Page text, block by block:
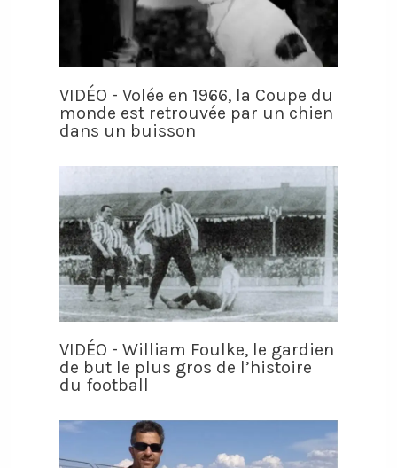
VIDÉO - Volée en 1966, la Coupe du
monde est retrouvée par un chien
dans un buisson
VIDÉO - William Foulke, le gardien
de but le plus gros de l’histoire
du football